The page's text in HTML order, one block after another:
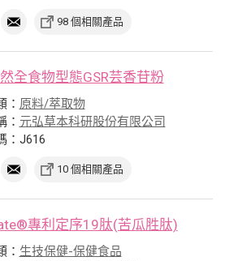
98 個相關產品
全食物型態GSR芸香苷粉
： 原料/萃取物
： 元弘草本科研股份有限公司
：J616
10 個相關產品
專利定序19肽(苦瓜胜肽)
： 生技保健-保健食品